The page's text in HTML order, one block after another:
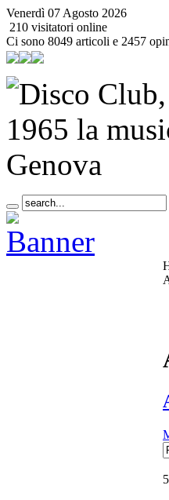
Venerdì 07 Agosto 2026
210 visitatori online
Ci sono 8049 articoli e 2457